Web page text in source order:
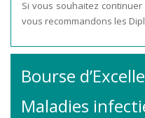
Si vous souhaitez
vous recommandons les
Bourse
Maladies